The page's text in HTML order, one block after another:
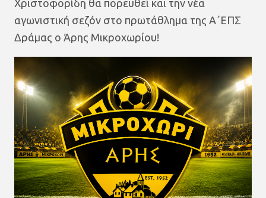
Χριστοφορίδη θα πορευθεί και την νέα
αγωνιστική σεζόν στο πρωτάθλημα της Α΄ΕΠΣ
Δράμας ο Άρης Μικροχωρίου!